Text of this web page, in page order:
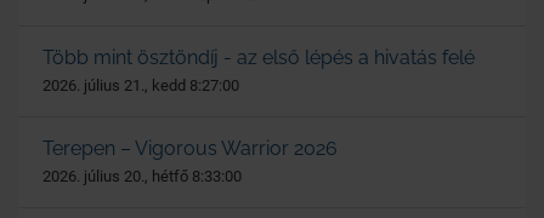
Több mint ösztöndíj - az első lépés a hivatás felé
2026. július 21., kedd 8:27:00
Terepen – Vigorous Warrior 2026
2026. július 20., hétfő 8:33:00